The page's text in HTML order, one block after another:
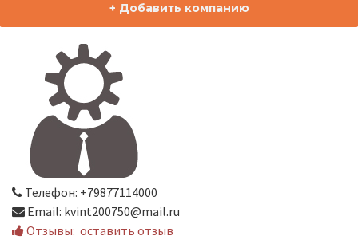
+ Добавить компанию
Телефон: +79877114000
Email: kvint200750@mail.ru
Отзывы: оставить отзыв